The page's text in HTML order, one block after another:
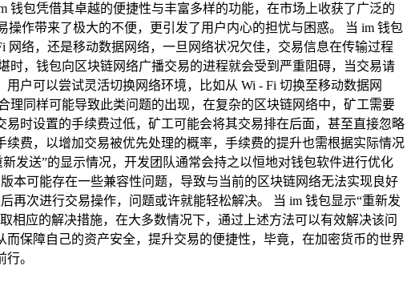
包凭借其卓越的便捷性与丰富多样的功能，在市场上收获了广泛的
作带来了极大的不便，更引发了用户内心的担忧与困惑。 当 im 钱包
络，还是移动数据网络，一旦网络状况欠佳，交易信息在传输过程
时，钱包向区块链网络广播交易的进程就会受到严重阻碍，当交易请
户可以尝试灵活切换网络环境，比如从 Wi - Fi 切换至移动数据网
同样可能导致此类问题的出现，在复杂的区块链网络中，矿工需要
时设置的手续费过低，矿工可能会将其交易排在后面，甚至直接忽略
费，以增加交易被优先处理的概率，手续费的提升也需根据实际情况
发送”的显示情况，开发团队通常会持之以恒地对钱包软件进行优化
本可能存在一些兼容性问题，导致与当前的区块链网络无法实现良好
再次进行交易操作，问题或许就能轻松解决。 当 im 钱包显示“重新发
相应的解决措施，在大多数情况下，通过上述方法可以有效解决该问
保障自己的资产安全，提升交易的便捷性，毕竟，在加密货币的世界
。